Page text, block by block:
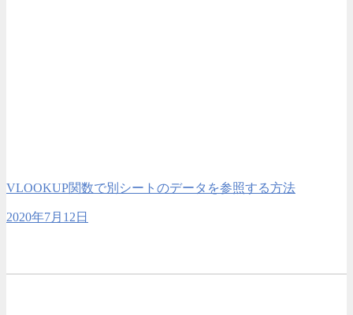
VLOOKUP関数で別シートのデータを参照する方法
2020年7月12日